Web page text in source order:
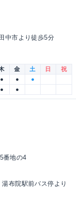
中市より徒歩5分
金 土 日
祝
● ●
●
● ●
番地の4
布院駅前バス停より